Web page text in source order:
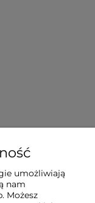
umożliwiają
nam
Możesz